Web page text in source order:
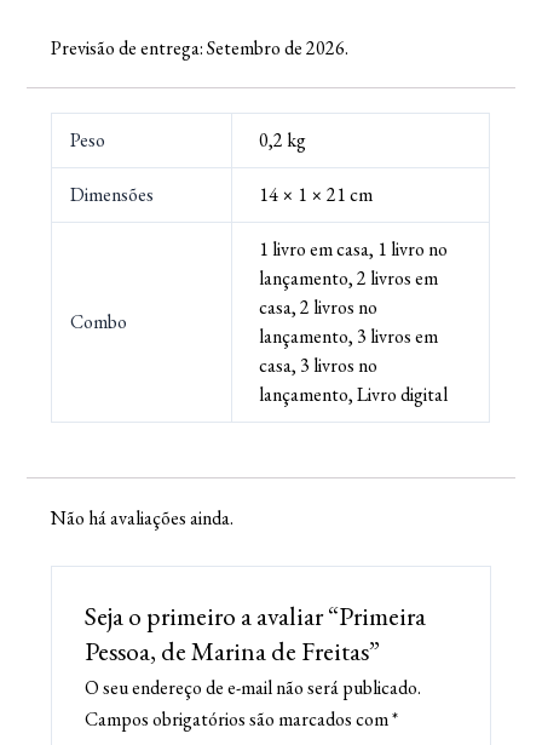
Previsão de entrega: Setembro de 2026.
Peso 0,2 kg
Dimensões 14 × 1 × 21 cm
Combo
1 livro em casa, 1 livro no
lançamento, 2 livros em
casa, 2 livros no
lançamento, 3 livros em
casa, 3 livros no
lançamento, Livro digital
Não há avaliações ainda.
Seja o primeiro a avaliar “Primeira
Pessoa, de Marina de Freitas”
O seu endereço de e-mail não será publicado.
Campos obrigatórios são marcados com*